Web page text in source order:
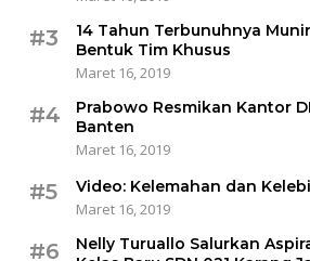
#3
14 Tahun Terbunuhnya
Bentuk Tim Khusus
Maret 16, 2019
#4
Prabowo Resmikan Kantor
Banten
Maret 16, 2019
#5
Video: Kelemahan dan
Maret 16, 2019
#6
Nelly Turuallo Salurkan